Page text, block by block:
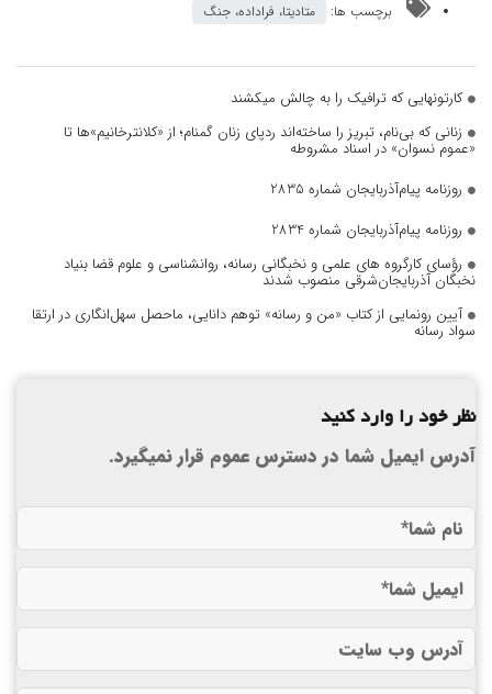
برچسب ها: متادیتا، فراداده، جنگ
کارتونهایی که ترافیک را به چالش میکشند
زنانی که بی‌نام، تبریز را ساخته‌اند ردپای زنان گمنام؛ از «کلانترخانیم»ها تا
«عموم نسوان» در اسناد مشروطه
روزنامه پیام‌آذربایجان شماره 2835
روزنامه پیام‌آذربایجان شماره 2834
رؤسای کارگروه های علمی و نخبگانی رسانه، روانشناسی و علوم قضا بنیاد
نخبگان آذربایجان‌شرقی منصوب شدند
آیین رونمایی از کتاب «من و رسانه» توهم دانایی، ماحصل سهل‌انگاری در ارتقا
سواد رسانه
نظر خود را وارد کنید
آدرس ایمیل شما در دسترس عموم قرار نمیگیرد.